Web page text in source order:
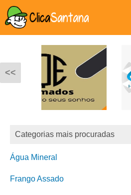
<<
Categorias mais procuradas
Água Mineral
Frango Assado